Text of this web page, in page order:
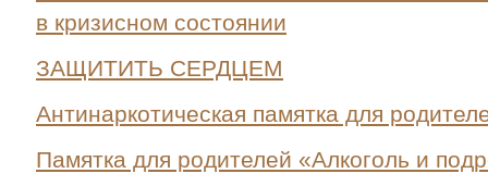
в кризисном состоянии
ЗАЩИТИТЬ СЕРДЦЕМ
Антинаркотическая памятка для
Памятка для родителей «Алкоголь и